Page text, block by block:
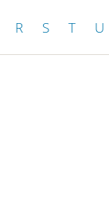
R S T U